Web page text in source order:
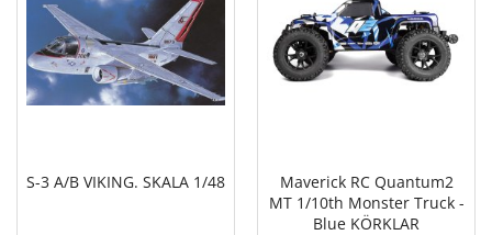
S-3 A/B VIKING. SKALA 1/48
Maverick RC Quantum2
MT 1/10th Monster Truck -
Blue KÖRKLAR